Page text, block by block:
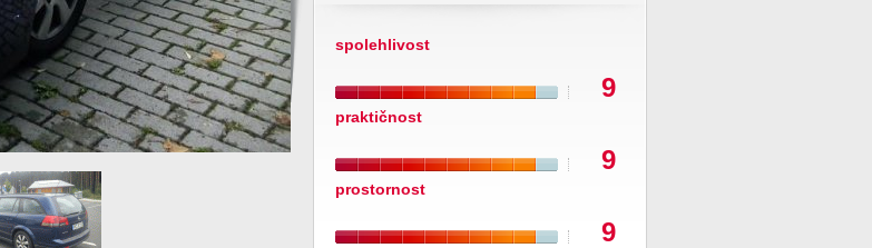
spolehlivost
9
praktičnost
9
prostornost
9